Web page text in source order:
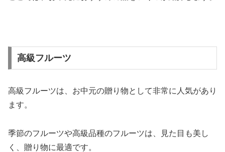
高級フルーツ
高級フルーツは、お中元の贈り物として非常に人気があり
ます。
季節のフルーツや高級品種のフルーツは、見た目も美し
く、贈り物に最適です。